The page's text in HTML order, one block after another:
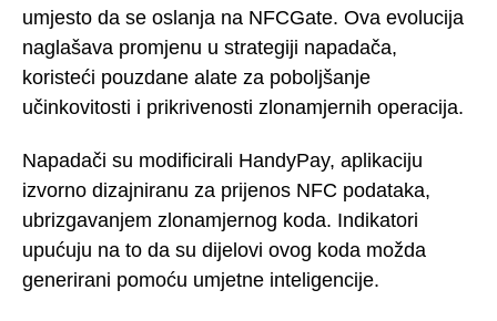
umjesto da se oslanja na NFCGate. Ova evolucija
naglašava promjenu u strategiji napadača,
koristeći pouzdane alate za poboljšanje
učinkovitosti i prikrivenosti zlonamjernih operacija.
Napadači su modificirali HandyPay, aplikaciju
izvorno dizajniranu za prijenos NFC podataka,
ubrizgavanjem zlonamjernog koda. Indikatori
upućuju na to da su dijelovi ovog koda možda
generirani pomoću umjetne inteligencije.